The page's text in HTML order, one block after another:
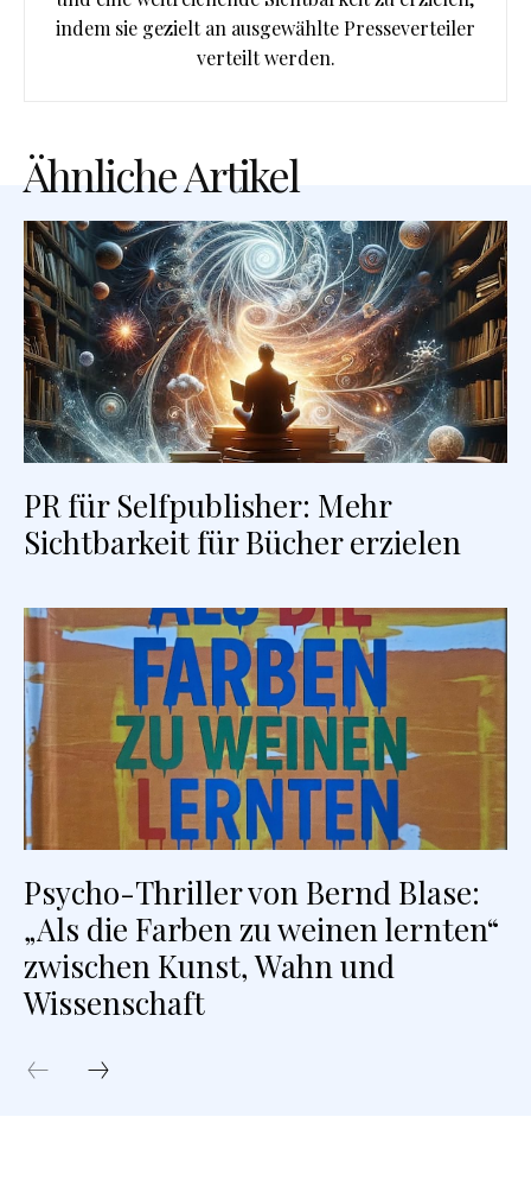
indem sie gezielt an ausgewählte Presseverteiler
verteilt werden.
Ähnliche Artikel
PR für Selfpublisher: Mehr
Sichtbarkeit für Bücher erzielen
Psycho-Thriller von Bernd Blase:
„Als die Farben zu weinen lernten“
zwischen Kunst, Wahn und
Wissenschaft